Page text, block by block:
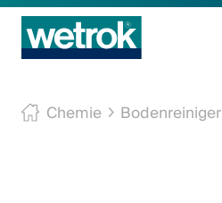
Reinigungsprodukte
Chemie Bodenreiniger